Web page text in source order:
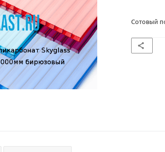
Сотовый